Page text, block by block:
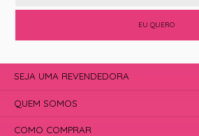
EU QUERO
SEJA UMA REVENDEDORA
QUEM SOMOS
COMO COMPRAR